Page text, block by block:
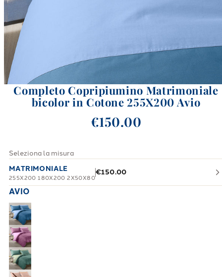
Completo Copripiumino Matrimoniale
bicolor in Cotone 255X200 Avio
€150.00
Seleziona la misura
MATRIMONIALE
255X200 180X200 2X50X80
€150.00
AVIO